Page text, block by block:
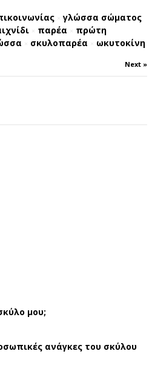
γλώσσα σώματος
παρέα
πρώτη
σκυλοπαρέα ωκυτοκίνη
Next »
μου;
ανάγκες του σκύλου